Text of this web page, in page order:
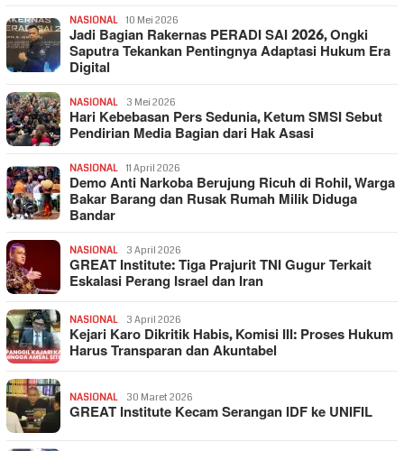
NASIONAL 10 Mei 2026
Jadi Bagian Rakernas PERADI SAI 2026, Ongki
Saputra Tekankan Pentingnya Adaptasi Hukum Era
Digital
NASIONAL 3 Mei 2026
Hari Kebebasan Pers Sedunia, Ketum SMSI Sebut
Pendirian Media Bagian dari Hak Asasi
NASIONAL 11 April 2026
Demo Anti Narkoba Berujung Ricuh di Rohil, Warga
Bakar Barang dan Rusak Rumah Milik Diduga
Bandar
NASIONAL 3 April 2026
GREAT Institute: Tiga Prajurit TNI Gugur Terkait
Eskalasi Perang Israel dan Iran
NASIONAL 3 April 2026
Kejari Karo Dikritik Habis, Komisi III: Proses Hukum
Harus Transparan dan Akuntabel
NASIONAL 30 Maret 2026
GREAT Institute Kecam Serangan IDF ke UNIFIL